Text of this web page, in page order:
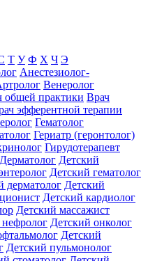
Т У Ф Х Ч Э
Анестезиолог-
Венеролог
общей практики Врач
эфферентной терапии
Гематолог
Гериатр (геронтолог)
Гирудотерапевт
Дерматолог Детский
Детский гематолог
дерматолог Детский
Детский кардиолог
Детский массажист
Детский онколог
Детский
Детский пульмонолог